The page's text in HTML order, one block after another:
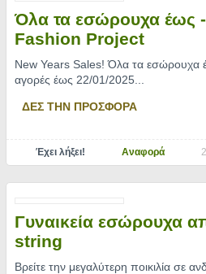
Όλα τα εσώρουχα έως
Fashion Project
New Years Sales! Όλα τα εσώρουχα
αγορές έως 22/01/2025.
ΔΕΣ ΤΗΝ ΠΡΟΣΦΟΡΑ
Έχει λήξει! Αναφορά
Γυναικεία εσώρουχα
string
Βρείτε την μεγαλύτερη ποικιλία σε